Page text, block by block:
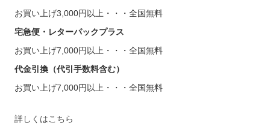
お買い上げ3,000円以上・・・全国無料
宅急便・レターパックプラス
お買い上げ7,000円以上・・・全国無料
代金引換（代引手数料含む）
お買い上げ7,000円以上・・・全国無料
詳しくはこちら